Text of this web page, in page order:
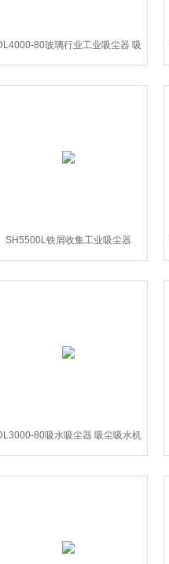
80玻璃行业工业吸尘器 吸
尘吸水机
SH5500L铁屑收集工业吸尘器
80吸水吸尘器 吸尘吸水机